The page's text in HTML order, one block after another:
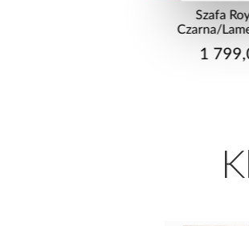
Narożnik
prawa/
2